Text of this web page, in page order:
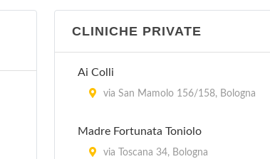
CLINICHE PRIVATE
Ai Colli
via San Mamolo 156/158, Bologna
Madre Fortunata Toniolo
via Toscana 34, Bologna